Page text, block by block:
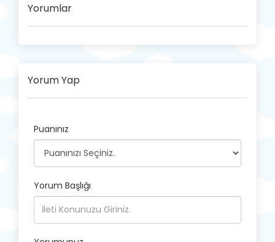
Yorumlar
Yorum Yap
Puanınız
Yorum Başlığı